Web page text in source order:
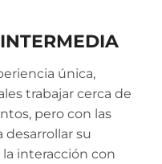
única,
trabajar cerca de
pero con las
desarrollar su
interacción con